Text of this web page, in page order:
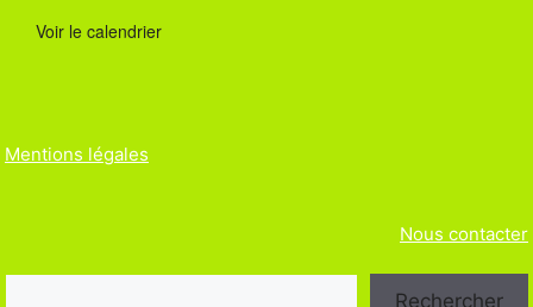
É
n
e
Voir le calendrier
Mentions légales
Nous contacter
Rechercher